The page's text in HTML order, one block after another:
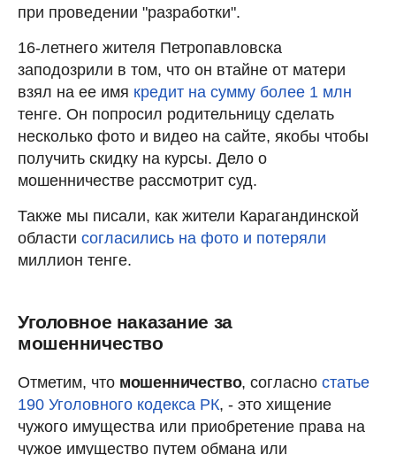
при проведении "разработки".
16-летнего жителя Петропавловска
заподозрили в том, что он втайне от матери
взял на ее имя кредит на сумму более 1 млн
тенге. Он попросил родительницу сделать
несколько фото и видео на сайте, якобы чтобы
получить скидку на курсы. Дело о
мошенничестве рассмотрит суд.
Также мы писали, как жители Карагандинской
области согласились на фото и потеряли
миллион тенге.
Уголовное наказание за
мошенничество
Отметим, что мошенничество, согласностатье
190 Уголовного кодекса РК, - это хищение
чужого имущества или приобретение права на
чужое имущество путем обмана или